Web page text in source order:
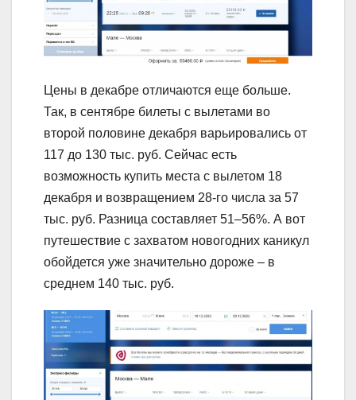
Цены в декабре отличаются еще больше.
Так, в сентябре билеты с вылетами во
второй половине декабря варьировались от
117 до 130 тыс. руб. Сейчас есть
возможность купить места с вылетом 18
декабря и возвращением 28-го числа за 57
тыс. руб. Разница составляет 51–56%. А вот
путешествие с захватом новогодних каникул
обойдется уже значительно дороже – в
среднем 140 тыс. руб.